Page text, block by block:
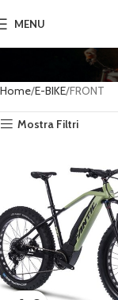
MENU
Home E-BIKE FRONT
Mostra Filtri